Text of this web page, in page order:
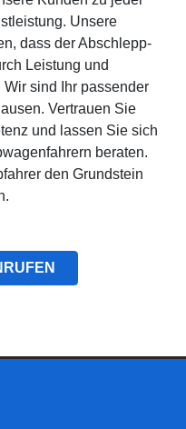
Unsere
dass der Abschlepp-
Leistung und
sind Ihr passender
Vertrauen Sie
und lassen Sie sich
beraten.
den Grundstein